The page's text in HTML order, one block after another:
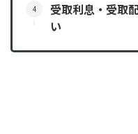
受取利息・受取
い